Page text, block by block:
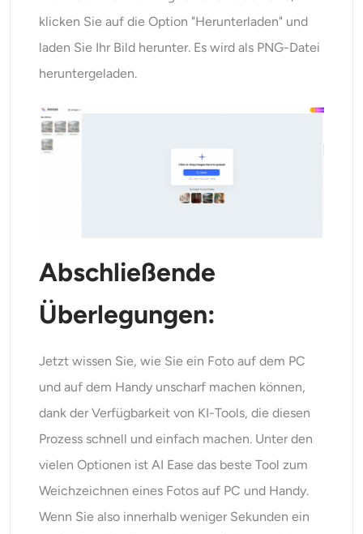
klicken Sie auf die Option "Herunterladen" und
laden Sie Ihr Bild herunter. Es wird als PNG-Datei
heruntergeladen.
Abschließende
Überlegungen:
Jetzt wissen Sie, wie Sie ein Foto auf dem PC
und auf dem Handy unscharf machen können,
dank der Verfügbarkeit von KI-Tools, die diesen
Prozess schnell und einfach machen. Unter den
vielen Optionen ist AI Ease das beste Tool zum
Weichzeichnen eines Fotos auf PC und Handy.
Wenn Sie also innerhalb weniger Sekunden ein